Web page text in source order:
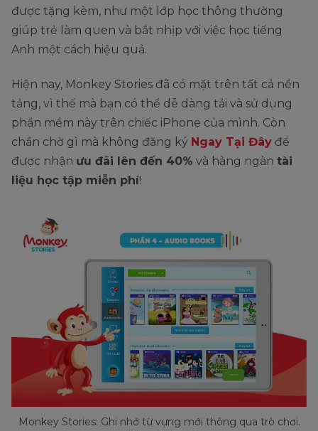
được tặng kèm, như một lớp học thông thường
giúp trẻ làm quen và bắt nhịp với việc học tiếng
Anh một cách hiệu quả.
Hiện nay, Monkey Stories đã có mặt trên tất cả nền
tảng, vì thế mà bạn có thể dễ dàng tải và sử dụng
phần mềm này trên chiếc iPhone của mình. Còn
chần chờ gì mà không đăng ký Ngay Tại Đây để
được nhận ưu đãi lên đến 40% và hàng ngàn tài
liệu học tập miễn phí!
Monkey Stories: Ghi nhớ từ vựng mới thông qua trò chơi.